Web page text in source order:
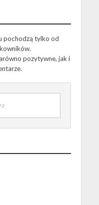
pochodzą tylko od
pozytywne, jak i